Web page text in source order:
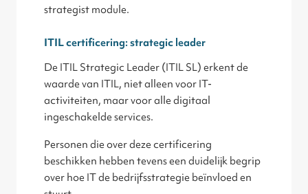
strategist module.
ITIL certificering: strategic leader
De ITIL Strategic Leader (ITIL SL) erkent de
waarde van ITIL, niet alleen voor IT-
activiteiten, maar voor alle digitaal
ingeschakelde services.
Personen die over deze certificering
beschikken hebben tevens een duidelijk begrip
over hoe IT de bedrijfsstrategie beïnvloed en